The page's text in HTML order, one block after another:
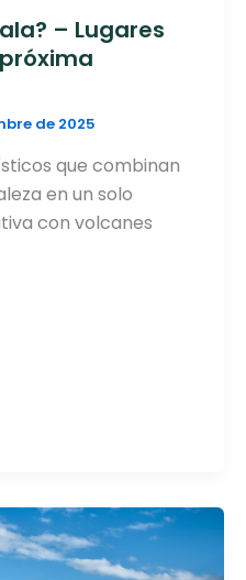
– Lugares
de 2025
que combinan
en un solo
con volcanes